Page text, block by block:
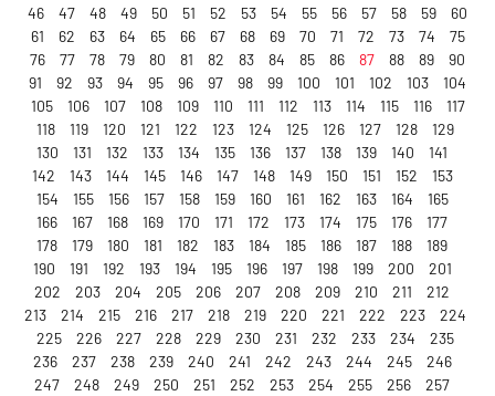
46
47 48 49 50 51 52 53 54 55 56 57 58 59
60
61
62 63 64 65 66 67 68 69 70 71 72 73 74
75
76
77 78 79 80 81 82 83 84 85 86 87 88 89
90
91
92 93 94 95 96 97 98 99 100 101 102 103
104
105
106 107 108 109 110 111 112 113 114 115 116
117
118
119 120 121 122 123 124 125 126 127 128
129
130
131 132 133 134 135 136 137 138 139 140
141
142
143 144 145 146 147 148 149 150 151 152
153
154
155 156 157 158 159 160 161 162 163 164
165
166
167 168 169 170 171 172 173 174 175 176
177
178
179 180 181 182 183 184 185 186 187 188
189
190
191 192 193 194 195 196 197 198 199 200
201
202
203 204 205 206 207 208 209 210 211
212
213
214 215 216 217 218 219 220 221 222 223
224
225
226 227 228 229 230 231 232 233 234
235
236
237 238 239 240 241 242 243 244 245
246
247
248 249 250 251 252 253 254 255 256
257